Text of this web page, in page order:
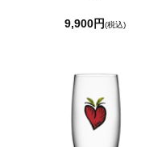
9,900円(税込)